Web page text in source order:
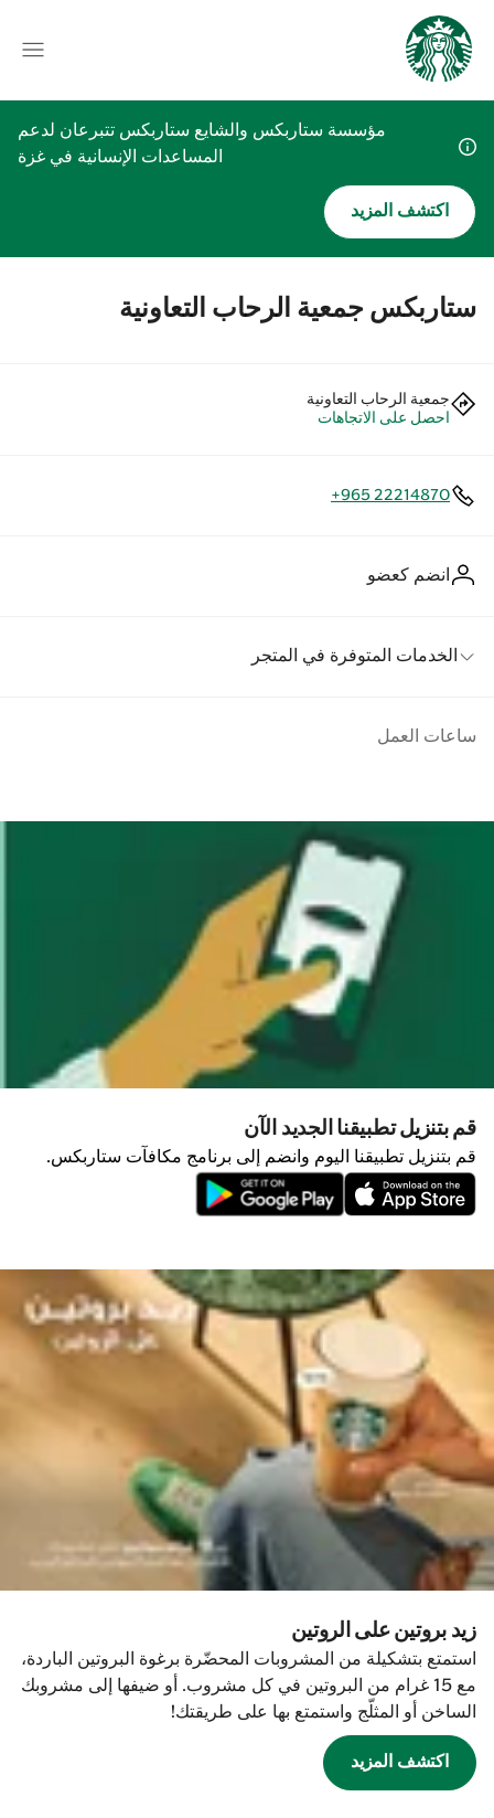
مؤسسة ستاربكس والشايع ستاربكس تتبرعان لدعم
المساعدات الإنسانية في غزة
اكتشف المزيد
ستاربكس جمعية الرحاب التعاونية
جمعية الرحاب التعاونية
احصل على الاتجاهات
+965 22214870
انضم كعضو
الخدمات المتوفرة في المتجر
ساعات العمل
قم بتنزيل تطبيقنا الجديد الآن
قم بتنزيل تطبيقنا اليوم وانضم إلى برنامج مكافآت ستاربكس.
زيد بروتين على الروتين
استمتع بتشكيلة من المشروبات المحضّرة برغوة البروتين الباردة،
مع 15 غرام من البروتين في كل مشروب. أو ضيفها إلى مشروبك
الساخن أو المثلّج واستمتع بها على طريقتك!
اكتشف المزيد